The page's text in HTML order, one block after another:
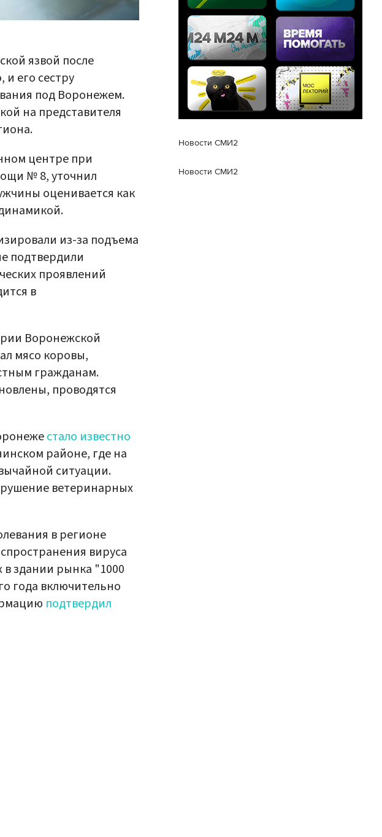
язвой после
его сестру
под Воронежем.
на представителя
центре при
№ 8, уточнил
оценивается как
из-за подъема
подтвердили
проявлений
в
Воронежской
мясо коровы,
гражданам.
проводятся
стало известно
районе, где на
ситуации.
ветеринарных
в регионе
вируса
здании рынка "1000
года включительно
подтвердил
Новости СМИ2
Новости СМИ2